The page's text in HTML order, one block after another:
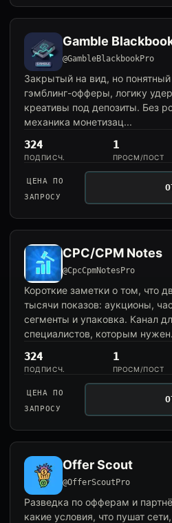
Gamble
@GambleBlackbookPro
Закрытый на вид, но
гэмблинг-офферы, логику
креативы под депозиты. Без
механика монетизац...
324
ПОДПИСЧ.
1
ПРОСМ/ПОСТ
ЦЕНА ПО
ЗАПРОСУ
CPC/CPM Notes
@CpcCpmNotesPro
Короткие заметки о том, что
тысячи показов: аукционы,
сегменты и упаковка. Канал
специалистов, которым
324
ПОДПИСЧ.
1
ПРОСМ/ПОСТ
ЦЕНА ПО
ЗАПРОСУ
Offer Scout
@OfferScoutPro
Разведка по офферам и
какие условия, что пушат